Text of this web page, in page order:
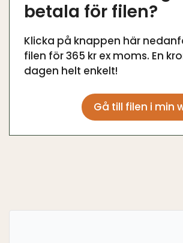
betala för filen?
Klicka på knappen här
filen för 365 kr ex moms. En
dagen helt enkelt!
Gå till filen i min